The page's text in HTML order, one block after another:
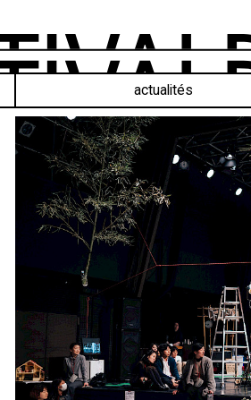
actualités